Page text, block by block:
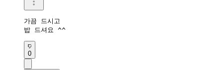
가끔 드시고
밥 드셔요 ^^
0